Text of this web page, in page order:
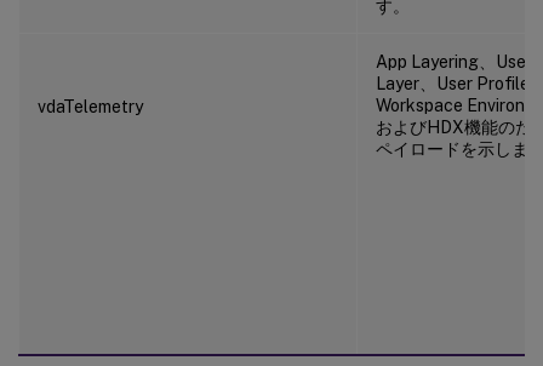
す。
vdaTelemetry
App Layering、User
Layer、User Profile
Workspace
およびHDX機能のた
ペイロードを示しま